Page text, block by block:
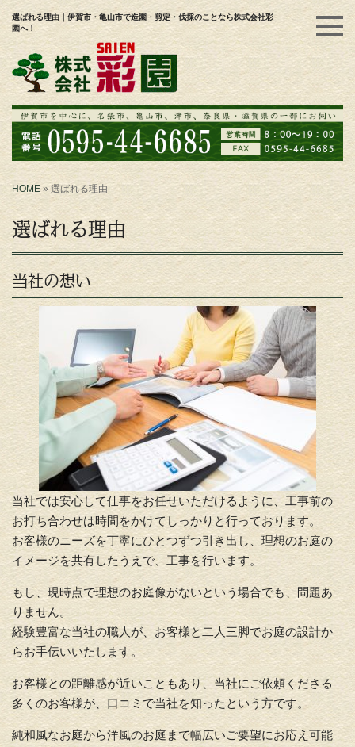
選ばれる理由｜伊賀市・亀山市で造園・剪定・伐採のことなら株式会社彩
園へ！
HOME » 選ばれる理由
選ばれる理由
当社の想い
当社では安心して仕事をお任せいただけるように、工事前の
お打ち合わせは時間をかけてしっかりと行っております。
お客様のニーズを丁寧にひとつずつ引き出し、理想のお庭の
イメージを共有したうえで、工事を行います。
もし、現時点で理想のお庭像がないという場合でも、問題あ
りません。
経験豊富な当社の職人が、お客様と二人三脚でお庭の設計か
らお手伝いいたします。
お客様との距離感が近いこともあり、当社にご依頼くださる
多くのお客様が、口コミで当社を知ったという方です。
純和風なお庭から洋風のお庭まで幅広いご要望にお応え可能